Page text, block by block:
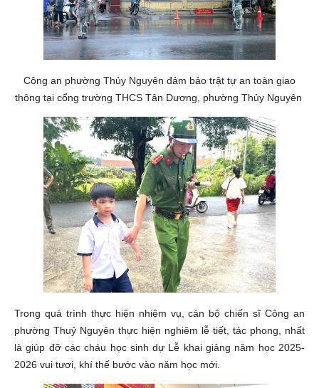
Công an phường Thủy Nguyên đảm bảo trật tự an toàn giao
thông tại cổng trường THCS Tân Dương, phường Thủy Nguyên
Trong quá trình thực hiện nhiệm vụ, cán bộ chiến sĩ Công an
phường Thuỷ Nguyên thực hiện nghiêm lễ tiết, tác phong, nhất
là giúp đỡ các cháu học sinh dự Lễ khai giảng năm học 2025-
2026 vui tươi, khí thế bước vào năm học mới.